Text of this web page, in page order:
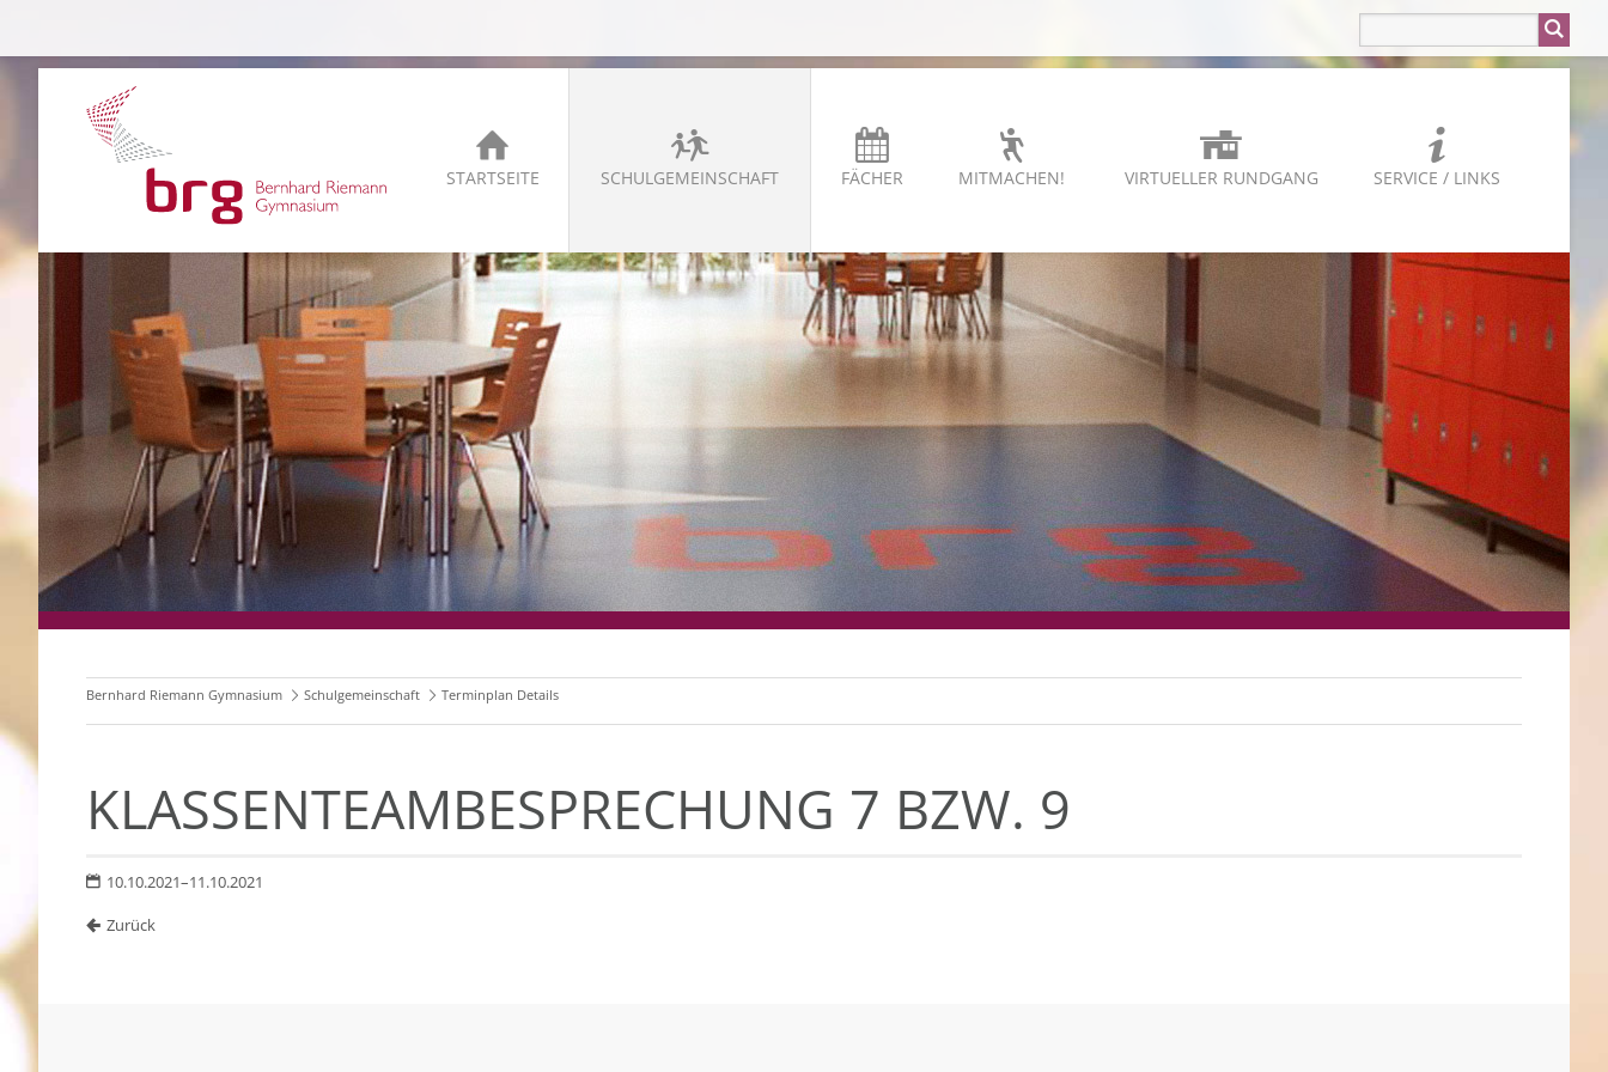
STARTSEITE SCHULGEMEINSCHAFT FÄCHER MITMACHEN! VIRTUELLER RUNDGANG SERVICE / LINKS
Bernhard Riemann Gymnasium Schulgemeinschaft Terminplan Details
KLASSENTEAMBESPRECHUNG 7 BZW. 9
10.10.2021–11.10.2021
Zurück